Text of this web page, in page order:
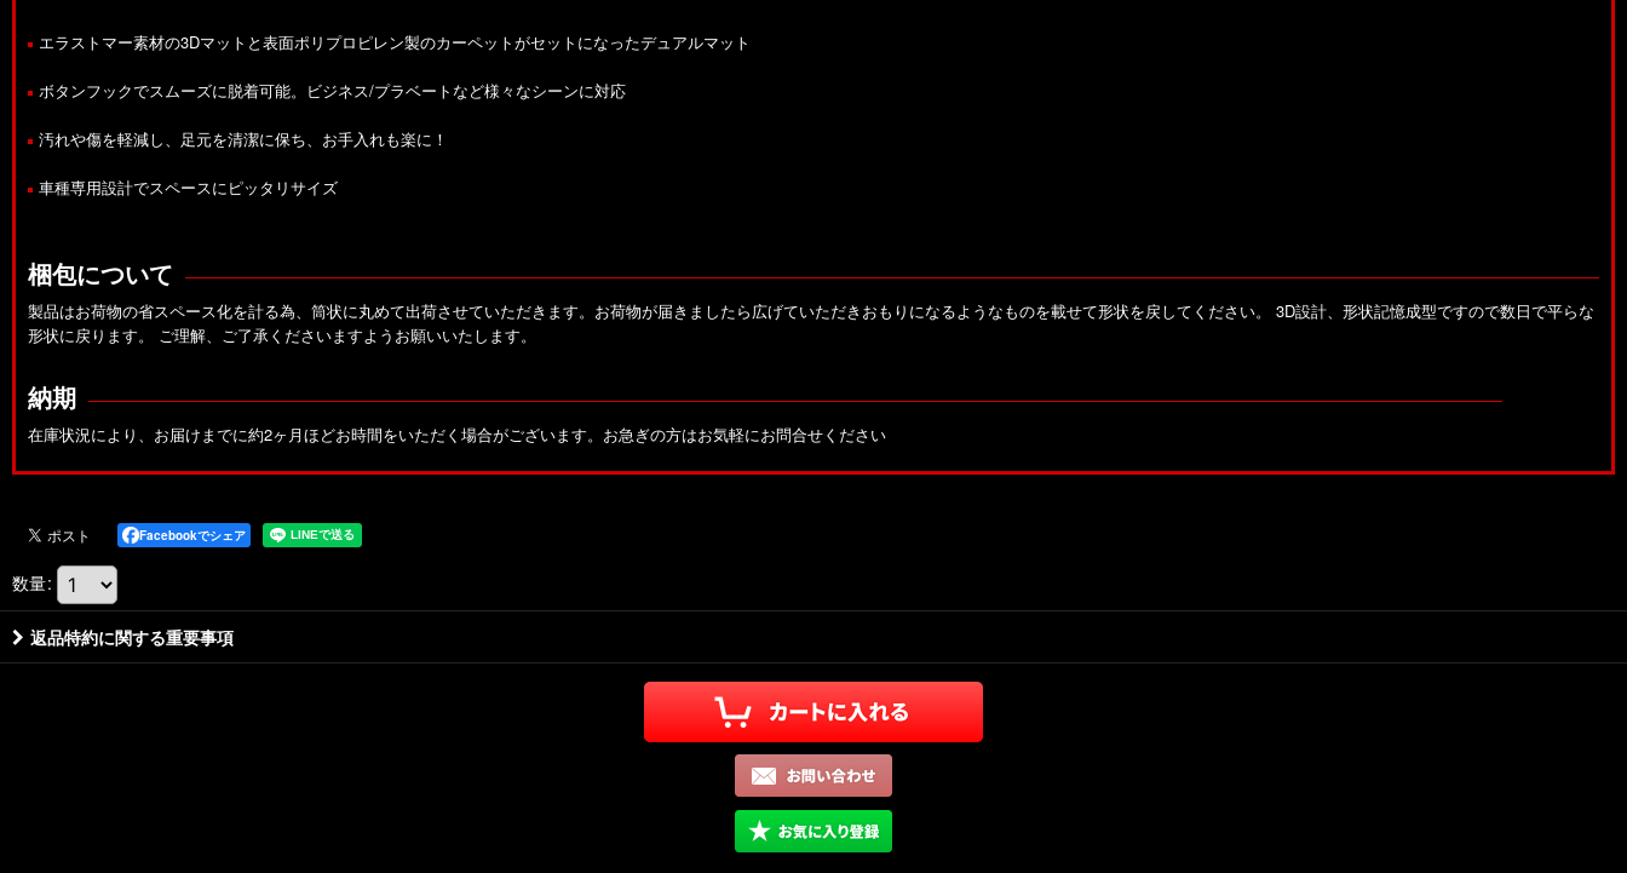
エラストマー素材の3Dマットと表面ポリプロピレン製のカーペットがセットになったデュアルマット
ボタンフックでスムーズに脱着可能。ビジネス/プラベートなど様々なシーンに対応
汚れや傷を軽減し、足元を清潔に保ち、お手入れも楽に！
車種専用設計でスペースにピッタリサイズ
梱包について
製品はお荷物の省スペース化を計る為、筒状に丸めて出荷させていただきます。お荷物が届きましたら広げていただきおもりになるようなものを載せて形状を戻してください。
3D設計、形状記憶成型ですので数日で平らな
形状に戻ります。
ご理解、ご了承くださいますようお願いいたします。
納期
在庫状況により、お届けまでに約2ヶ月ほどお時間をいただく場合がございます。お急ぎの方はお気軽にお問合せください
Facebookでシェア
数量:
返品特約に関する重要事項